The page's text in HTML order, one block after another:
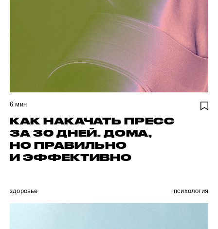
6 мин
КАК НАКАЧАТЬ ПРЕСС
ЗА 30 ДНЕЙ. ДОМА,
НО ПРАВИЛЬНО
И ЭФФЕКТИВНО
здоровье психология